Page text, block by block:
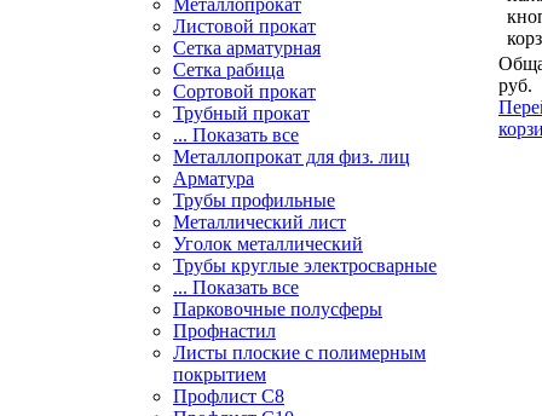
Металлопрокат
Листовой прокат
Сетка арматурная
Сетка рабица
Сортовой прокат
Трубный прокат
... Показать все
Металлопрокат для физ. лиц
Арматура
Трубы профильные
Металлический лист
Уголок металлический
Трубы круглые электросварные
... Показать все
Парковочные полусферы
Профнастил
Листы плоские с полимерным
покрытием
Профлист С8
руб.